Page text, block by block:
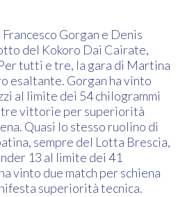
Gorgan e Denis
del Kokoro Dai Cairate,
tutti e tre, la gara di Martina
esaltante. Gorgan ha vinto
al limite dei 54 chilogrammi
tre vittorie per superiorità
Quasi lo stesso ruolino di
sempre del Lotta Brescia,
13 al limite dei 41
vinto due match per schiena
superiorità tecnica.